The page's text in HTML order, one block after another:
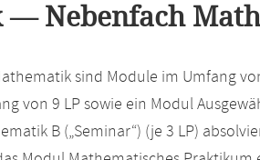
— Nebenfach
sind Module im Umfang
von 9 LP sowie ein Modul
B („Seminar“) (je 3 LP)